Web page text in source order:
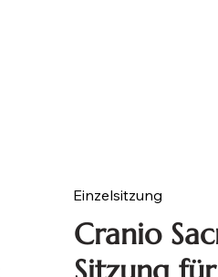
Einzelsitzung
Cranio